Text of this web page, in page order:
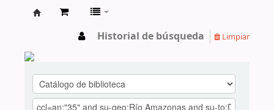
Historial de búsqueda Limpiar